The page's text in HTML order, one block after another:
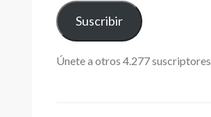
ELECTRÓNICO
Suscribir
Únete a otros 4.277 suscriptores